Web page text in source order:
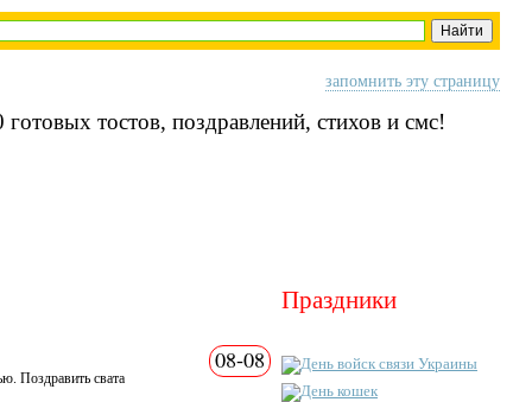
запомнить эту страницу
тостов, поздравлений, стихов и смс!
Поздравить свата
Праздники
08-08
День войск связи Украины
День кошек